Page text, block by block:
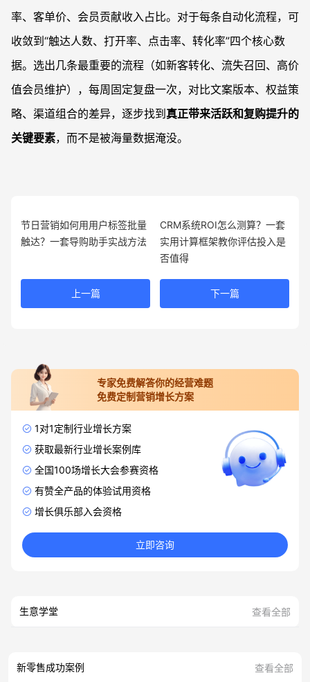
率、客单价、会员贡献收入占比。对于每条自动化流程，可
收敛到“触达人数、打开率、点击率、转化率”四个核心数
据。选出几条最重要的流程（如新客转化、流失召回、高价
值会员维护），每周固定复盘一次，对比文案版本、权益策
略、渠道组合的差异，逐步找到真正带来活跃和复购提升的
关键要素，而不是被海量数据淹没。
节日营销如何用用户标签批量
触达？一套导购助手实战方法
上一篇
CRM系统ROI怎么测算？一套
实用计算框架教你评估投入是
否值得
下一篇
专家免费解答你的经营难题
免费定制营销增长方案
1对1定制行业增长方案
获取最新行业增长案例库
全国100场增长大会参赛资格
有赞全产品的体验试用资格
增长俱乐部入会资格
立即咨询
生意学堂 查看全部
新零售成功案例 查看全部